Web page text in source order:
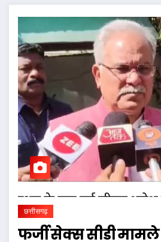
छत्तीसगढ़
फर्जी सेक्स सीडी